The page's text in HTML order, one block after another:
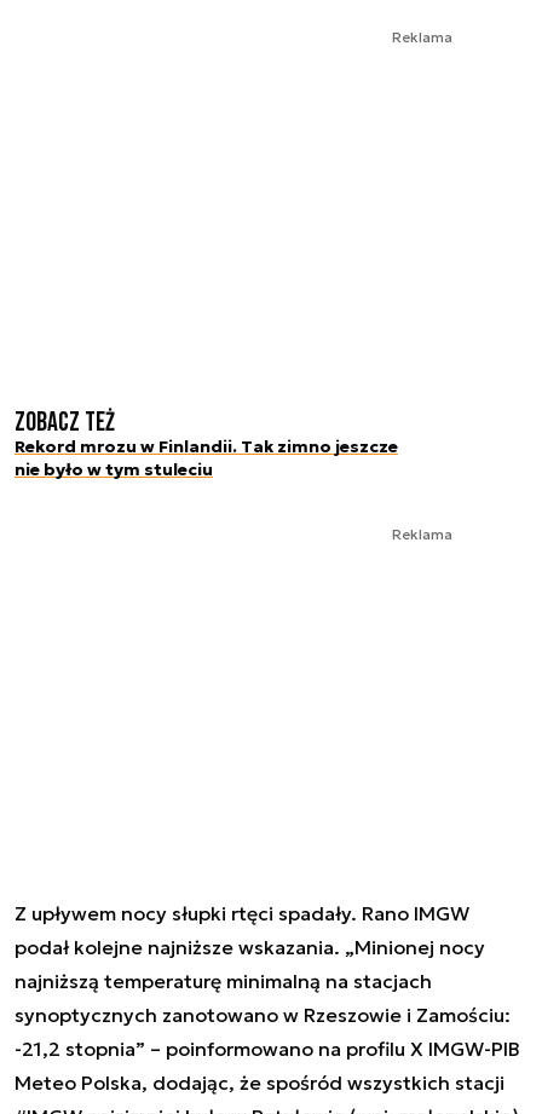
Reklama
Zobacz też
Rekord mrozu w Finlandii. Tak zimno jeszcze
nie było w tym stuleciu
Reklama
Z upływem nocy słupki rtęci spadały. Rano IMGW
podał kolejne najniższe wskazania. „Minionej nocy
najniższą temperaturę minimalną na stacjach
synoptycznych zanotowano w Rzeszowie i Zamościu:
-21,2 stopnia” – poinformowano na profilu X IMGW-PIB
Meteo Polska, dodając, że spośród wszystkich stacji